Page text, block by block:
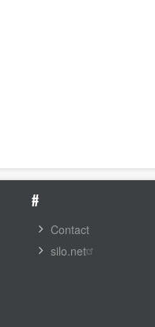
#
Contact
silo.net